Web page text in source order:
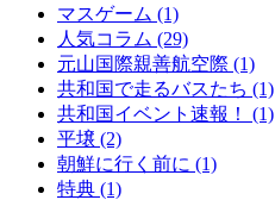
マスゲーム (1)
人気コラム (29)
元山国際親善航空際 (1)
共和国で走るバスたち (1)
共和国イベント速報！ (1)
平壌 (2)
朝鮮に行く前に (1)
特典 (1)